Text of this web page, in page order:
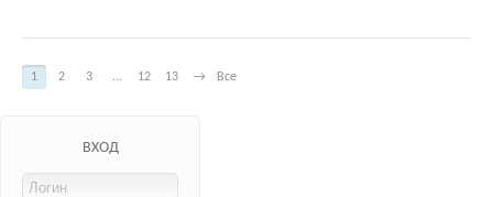
1 2 3 ... 12 13 → Все
ВХОД